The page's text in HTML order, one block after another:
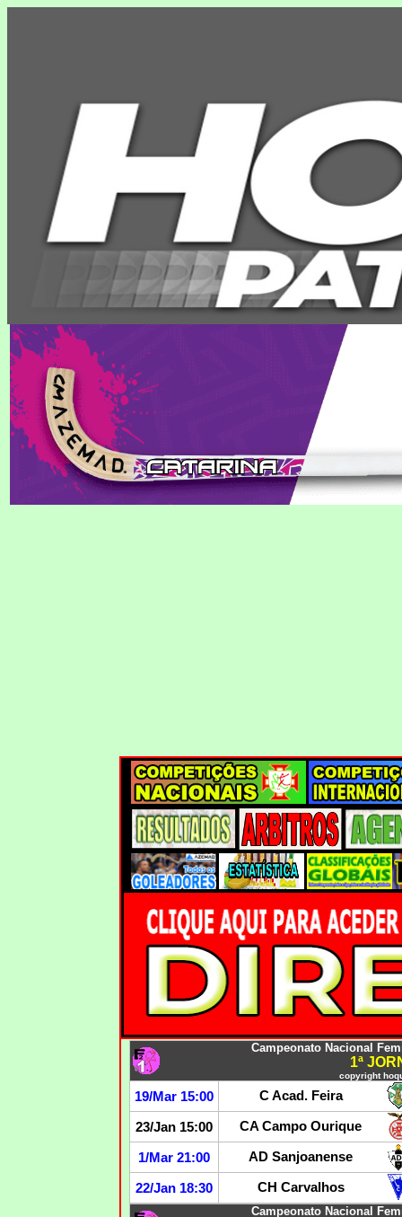
Campeonato Nacional
1ª
copyright
19/Mar 15:00 C Acad. Feira
23/Jan 15:00 CA Campo Ourique
1/Mar 21:00 AD Sanjoanense
22/Jan 18:30 CH Carvalhos
Campeonato Nacional